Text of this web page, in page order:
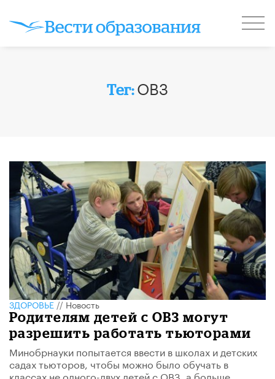
Тег:ОВЗ
ЗДОРОВЬЕ//Новость
Родителям детей с ОВЗ могут
разрешить работать тьюторами
Минобрнауки попытается ввести в школах и детских
садах тьюторов, чтобы можно было обучать в
классах не одного-двух детей с ОВЗ, а больше.